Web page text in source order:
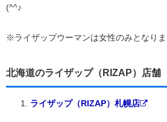
(^^♪
※ライザップウーマンは女性のみとなりま
北海道のライザップ（RIZAP）店舗
ライザップ（RIZAP）札幌店